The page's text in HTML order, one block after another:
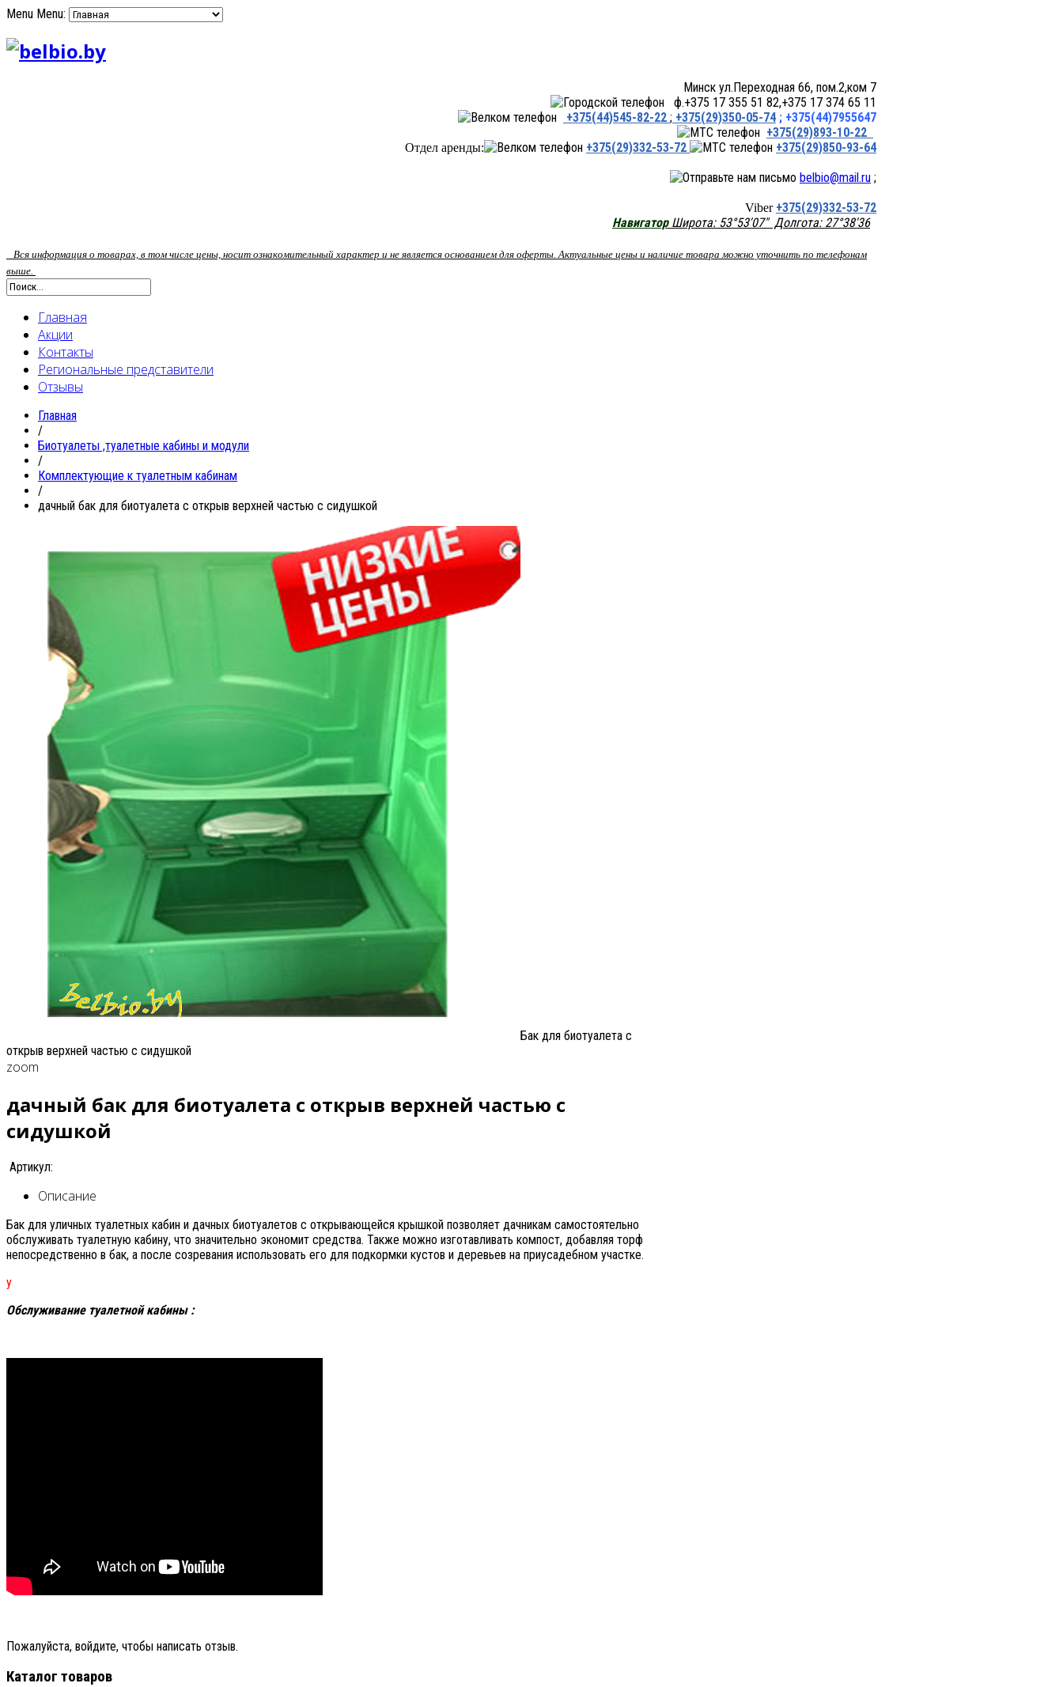
Menu Menu:
Минск ул.Переходная 66, пом.2,ком 7
ф.+375 17 355 51 82,+375 17 374 65 11
+375(44)545-82-22 ; +375(29)350-05-74 ; +375(44)7955647
+375(29)893-10-22
Отдел аренды: +375(29)332-53-72
+375(29)850-93-64
belbio@mail.ru ;
Viber +375(29)332-53-72
НавигаторШирота: 53°53'07" Долгота: 27°38'36
Вся информация о товарах, в том числе цены, носит ознакомительный характер и не является основанием для оферты. Актуальные цены и наличие товара можно уточнить по телефонам
выше.
Главная
Акции
Контакты
Региональные представители
Отзывы
Главная
/
Биотуалеты ,туалетные кабины и модули
/
Комплектующие к туалетным кабинам
/
дачный бак для биотуалета с открыв верхней частью с сидушкой
Бак для биотуалета с
открыв верхней частью с сидушкой
zoom
дачный бак для биотуалета с открыв верхней частью с
сидушкой
Артикул:
Описание
Бак для уличных туалетных кабин и дачных биотуалетов с открывающейся крышкой позволяет дачникам самостоятельно
обслуживать туалетную кабину, что значительно экономит средства. Также можно изготавливать компост, добавляя торф
непосредственно в бак, а после созревания использовать его для подкормки кустов и деревьев на приусадебном участке.
у
Обслуживание туалетной кабины :
Пожалуйста, войдите, чтобы написать отзыв.
Каталог товаров